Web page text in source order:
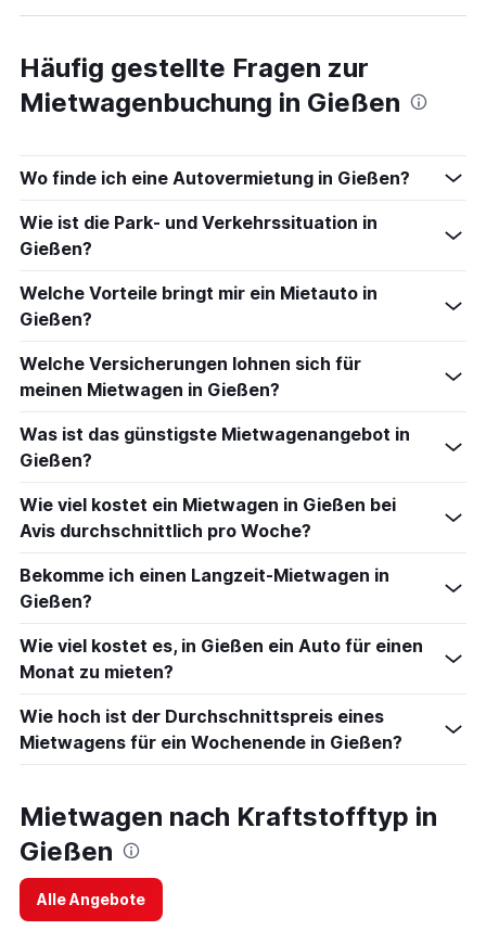
Häufig gestellte Fragen zur
Mietwagenbuchung in Gießen
Wo finde ich eine Autovermietung in Gießen?
Wie ist die Park- und Verkehrssituation in
Gießen?
Welche Vorteile bringt mir ein Mietauto in
Gießen?
Welche Versicherungen lohnen sich für
meinen Mietwagen in Gießen?
Was ist das günstigste Mietwagenangebot in
Gießen?
Wie viel kostet ein Mietwagen in Gießen bei
Avis durchschnittlich pro Woche?
Bekomme ich einen Langzeit-Mietwagen in
Gießen?
Wie viel kostet es, in Gießen ein Auto für einen
Monat zu mieten?
Wie hoch ist der Durchschnittspreis eines
Mietwagens für ein Wochenende in Gießen?
Mietwagen nach Kraftstofftyp in
Gießen
Alle Angebote